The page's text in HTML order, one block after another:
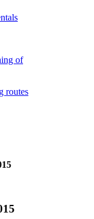
of
routes